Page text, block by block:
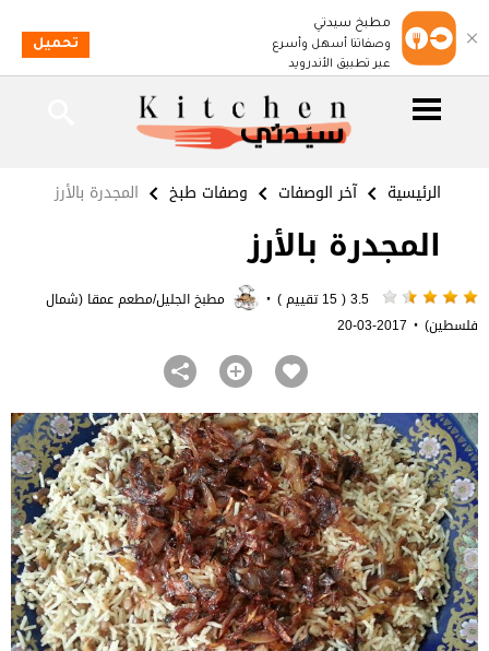
الرئيسية آخر الوصفات وصفات طبخ المجدرة بالأرز
المجدرة بالأرز
·
مطبخ الجليل/مطعم عمقا (شمال
فلسطين) ·
2017-03-20
مطبخ سيدتي
وصفاتنا أسهل وأسرع
عبر تطبيق الأندرويد
تحميل